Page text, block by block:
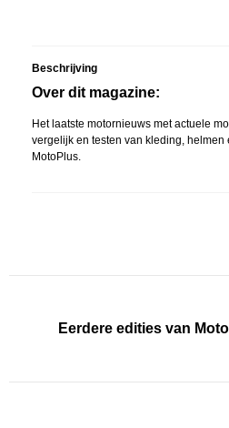
Beschrijving
Over dit magazine:
Het laatste motornieuws met actuele
vergelijk en testen van kleding, helmen
MotoPlus.
Eerdere edities van